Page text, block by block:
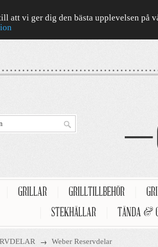
att vi ger dig den bästa upplevelsen på
GRILLAR GRILLTILLBEHÖR
STEKHÄLLAR TÄNDA &
→ Weber Reservdelar